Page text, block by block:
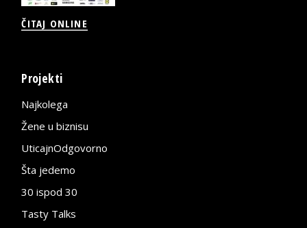
ČITAJ ONLINE
Projekti
Najkolega
Žene u biznisu
UticajnOdgovorno
Šta jedemo
30 ispod 30
Tasty Talks